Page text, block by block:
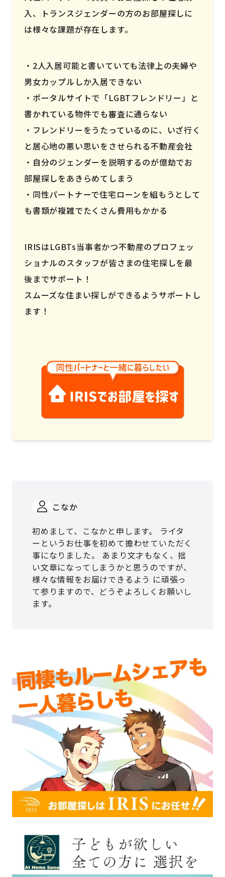
入、トランスジェンダーの方のお部屋探しに
は様々な課題が存在します。
2人入居可能と書いていても法律上の夫婦や
男女カップルしか入居できない
ポータルサイトで「LGBTフレンドリー」と
書かれている物件でも審査に通らない
フレンドリーをうたっているのに、いざ行く
と居心地の悪い思いをさせられる不動産会社
自分のジェンダーを説明するのが億劫でお
部屋探しをあきらめてしまう
同性パートナーで住宅ローンを組もうとして
も書類が複雑でたくさん費用もかかる
IRISはLGBTs当事者かつ不動産のプロフェッ
ショナルのスタッフが皆さまの住宅探しを最
後までサポート！
スムーズな住まい探しができるようサポートし
ます！
こなか
初めまして、こなかと申します。 ライタ
ーというお仕事を初めて擔わせていただく
事になりました。 あまり文才もなく、拙
い文章になってしまうかと思うのですが、
様々な情報をお届けできるよう に頑張っ
て参りますので、どうぞよろしくお願いし
ます。